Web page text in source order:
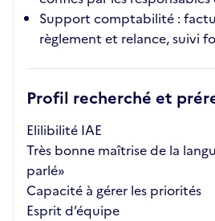
Support comptabilité :
règlement et relance, suivi
Profil recherché et
Elilibilité IAE
Très bonne maîtrise de la
parlé»
Capacité à gérer les priorités
Esprit d’équipe